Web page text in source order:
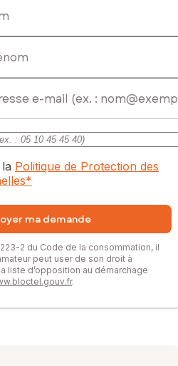
Politique de Protection des
*
ma demande
2 du Code de la consommation, il
peut user de son droit à
liste d’opposition au démarchage
.